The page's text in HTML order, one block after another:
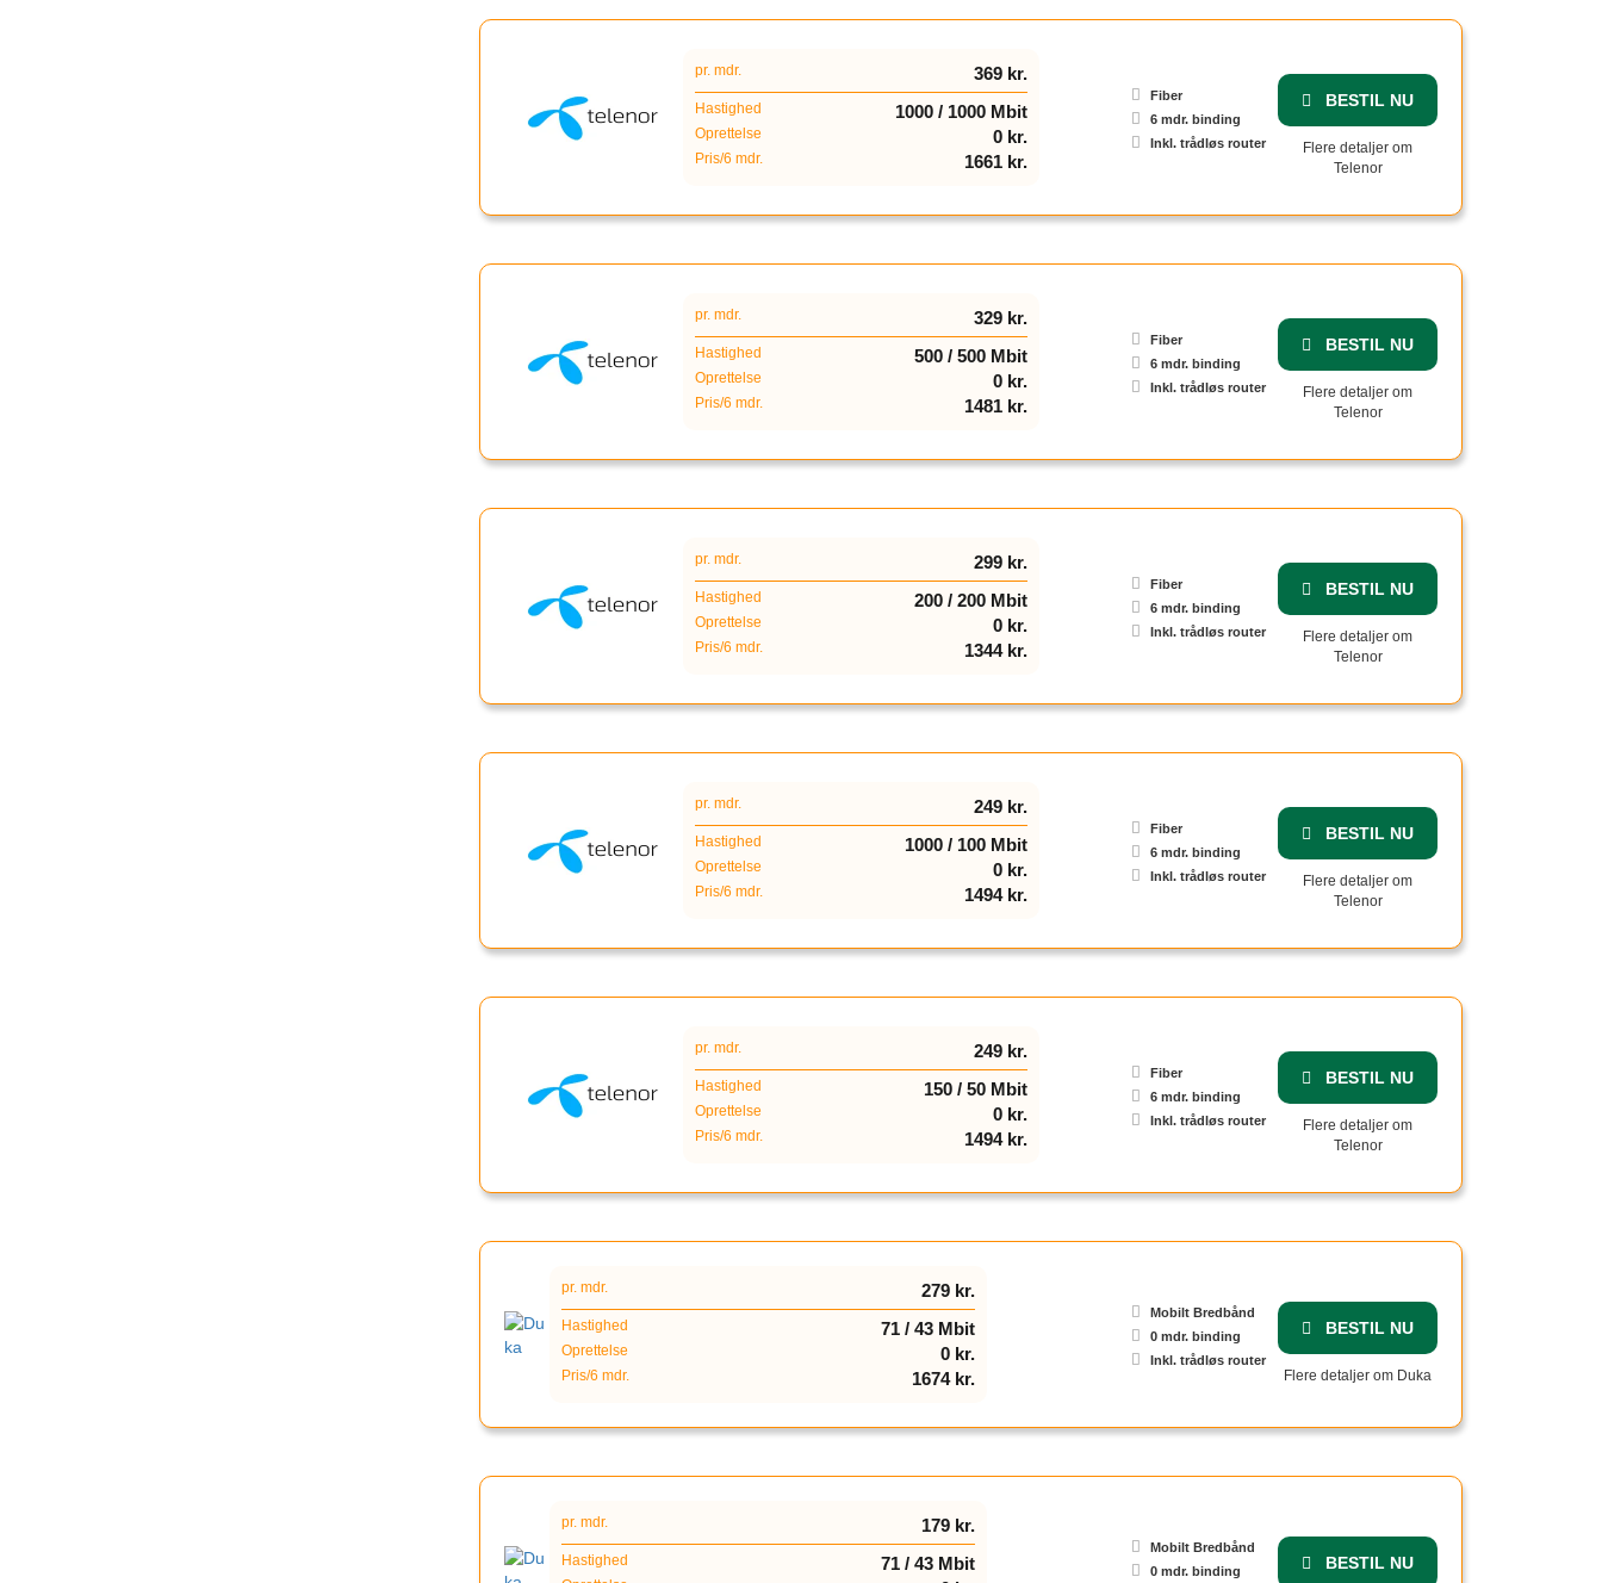
pr. mdr. 369 kr.
Hastighed 1000 / 1000 Mbit
Oprettelse 0 kr.
Pris/6 mdr. 1661 kr.
Fiber
6 mdr. binding
Inkl. trådløs router
BESTIL NU
Flere detaljer om
Telenor
pr. mdr. 329 kr.
Hastighed 500 / 500 Mbit
Oprettelse 0 kr.
Pris/6 mdr. 1481 kr.
Fiber
6 mdr. binding
Inkl. trådløs router
BESTIL NU
Flere detaljer om
Telenor
pr. mdr. 299 kr.
Hastighed 200 / 200 Mbit
Oprettelse 0 kr.
Pris/6 mdr. 1344 kr.
Fiber
6 mdr. binding
Inkl. trådløs router
BESTIL NU
Flere detaljer om
Telenor
pr. mdr. 249 kr.
Hastighed 1000 / 100 Mbit
Oprettelse 0 kr.
Pris/6 mdr. 1494 kr.
Fiber
6 mdr. binding
Inkl. trådløs router
BESTIL NU
Flere detaljer om
Telenor
pr. mdr. 249 kr.
Hastighed 150 / 50 Mbit
Oprettelse 0 kr.
Pris/6 mdr. 1494 kr.
Fiber
6 mdr. binding
Inkl. trådløs router
BESTIL NU
Flere detaljer om
Telenor
pr. mdr. 279 kr.
Hastighed 71 / 43 Mbit
Oprettelse 0 kr.
Pris/6 mdr. 1674 kr.
Mobilt Bredbånd
0 mdr. binding
Inkl. trådløs router
BESTIL NU
Flere detaljer om Duka
pr. mdr. 179 kr.
Hastighed 71 / 43 Mbit
Mobilt Bredbånd
0 mdr. binding
BESTIL NU